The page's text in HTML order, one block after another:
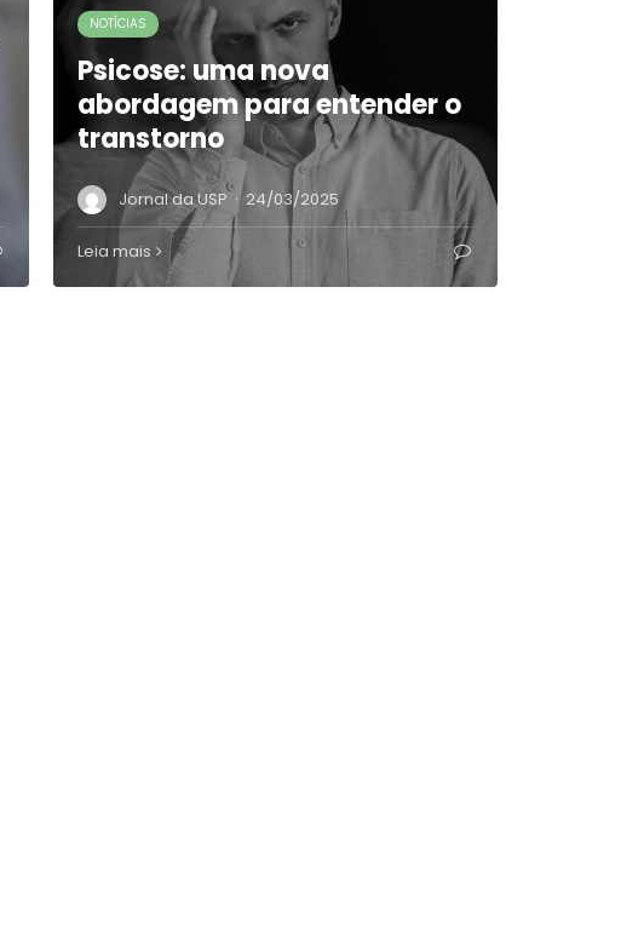
NOTÍCIAS
Psicose: uma nova
abordagem para entender o
transtorno
Jornal da USP · 24/03/2025
Leia mais